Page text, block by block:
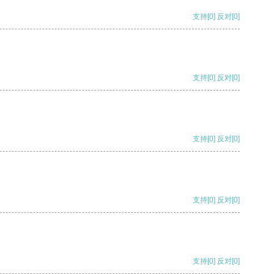
支持[0] 反对[0]
支持[0] 反对[0]
支持[0] 反对[0]
支持[0] 反对[0]
支持[0] 反对[0]